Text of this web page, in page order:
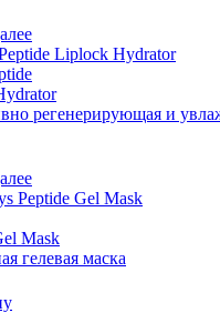
регенерирующая и
Mask
гелевая маска